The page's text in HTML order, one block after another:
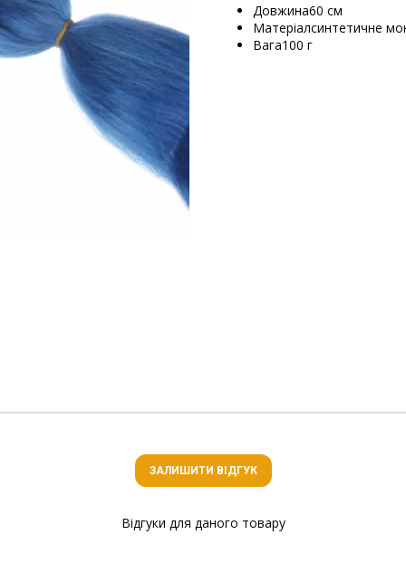
Довжина60 см
Матеріалсинтетичне
Вага100 г
ЗАЛИШИТИ ВІДГУК
Відгуки для даного товару